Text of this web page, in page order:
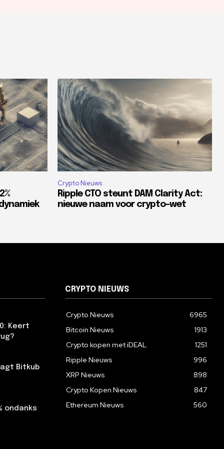
Crypto Nieuws
Ripple CTO steunt DAM Clarity Act:
nieuwe naam voor crypto-wet
Keert
Bitkub
ondanks
CRYPTO NIEUWS
Crypto Nieuws
6965
Bitcoin Nieuws
1913
Crypto kopen met iDEAL
1251
Ripple Nieuws
996
XRP Nieuws
898
Crypto Kopen Nieuws
847
Ethereum Nieuws
560